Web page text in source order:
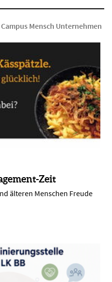
Mensch Unternehmen
Zeit
älteren Menschen Freude